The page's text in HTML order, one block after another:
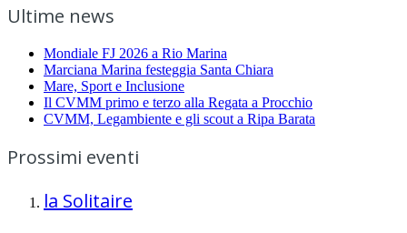
Ultime news
Mondiale FJ 2026 a Rio Marina
Marciana Marina festeggia Santa Chiara
Mare, Sport e Inclusione
Il CVMM primo e terzo alla Regata a Procchio
CVMM, Legambiente e gli scout a Ripa Barata
Prossimi eventi
la Solitaire